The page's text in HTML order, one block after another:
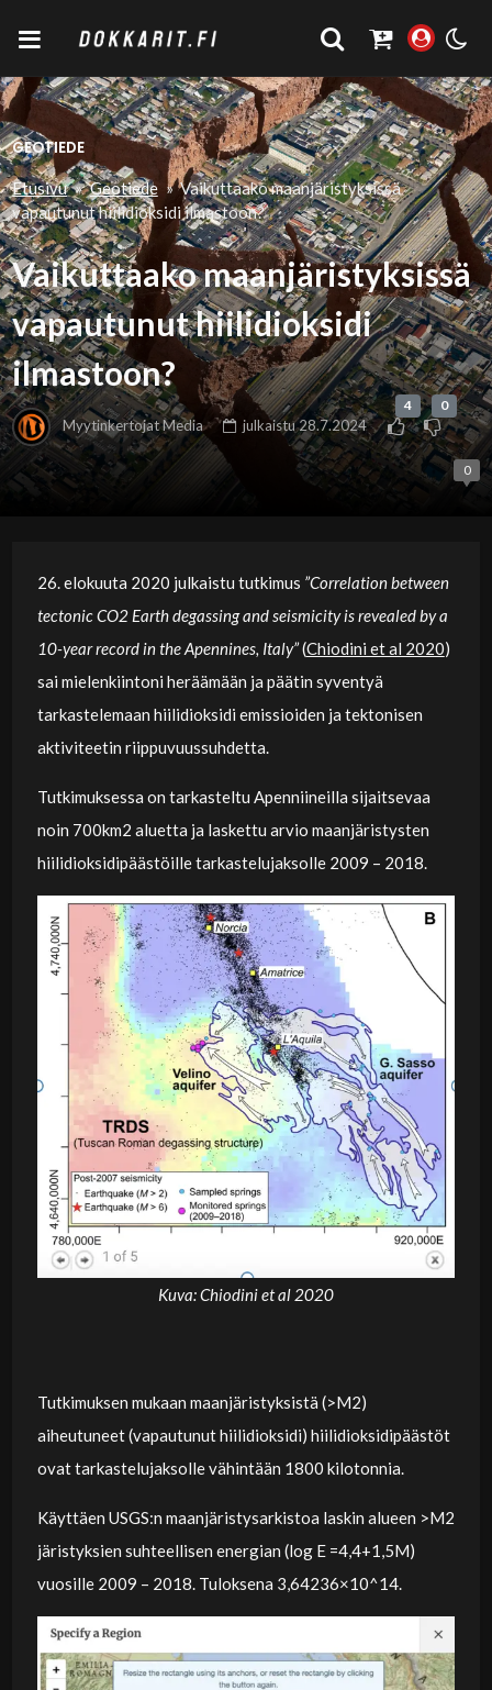
GEOTIEDE
Etusivu » Geotiede » Vaikuttaako maanjäristyksissä
vapautunut hiilidioksidi ilmastoon?
Vaikuttaako maanjäristyksissä
vapautunut hiilidioksidi
ilmastoon?
Myytinkertojat Media julkaistu28.7.2024
4 0
0
26. elokuuta 2020 julkaistu tutkimus ”Correlation between
tectonic CO2 Earth degassing and seismicity is revealed by a
10-year record in the Apennines, Italy”(Chiodini et al 2020)
sai mielenkiintoni heräämään ja päätin syventyä
tarkastelemaan hiilidioksidi emissioiden ja tektonisen
aktiviteetin riippuvuussuhdetta.
Tutkimuksessa on tarkasteltu Apenniineilla sijaitsevaa
noin 700km2 aluetta ja laskettu arvio maanjäristysten
hiilidioksidipäästöille tarkastelujaksolle 2009 – 2018.
Kuva: Chiodini et al 2020
Tutkimuksen mukaan maanjäristyksistä (>M2)
aiheutuneet (vapautunut hiilidioksidi) hiilidioksidipäästöt
ovat tarkastelujaksolle vähintään 1800 kilotonnia.
Käyttäen USGS:n maanjäristysarkistoa laskin alueen >M2
järistyksien suhteellisen energian (log E =4,4+1,5M)
vuosille 2009 – 2018. Tuloksena 3,64236×10^14.